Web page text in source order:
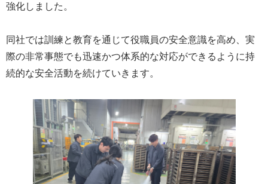
強化しました。
同社では訓練と教育を通じて役職員の安全意識を高め、実
際の非常事態でも迅速かつ体系的な対応ができるように持
続的な安全活動を続けていきます。